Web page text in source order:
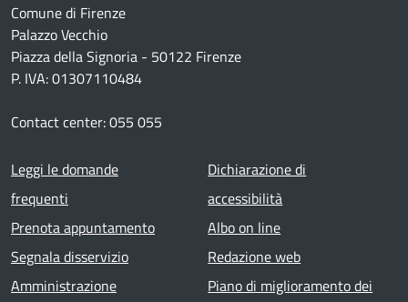
Comune di Firenze
Palazzo Vecchio
Piazza della Signoria - 50122 Firenze
P. IVA: 01307110484
Contact center: 055 055
Footer menu
Leggi le domande
frequenti
Prenota appuntamento
Segnala disservizio
Amministrazione
Dichiarazione di
accessibilità
Albo on line
Redazione web
Piano di miglioramento dei